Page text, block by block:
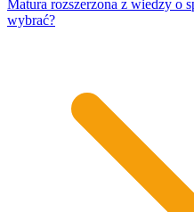
Matura rozszerzona z wiedzy o
wybrać?